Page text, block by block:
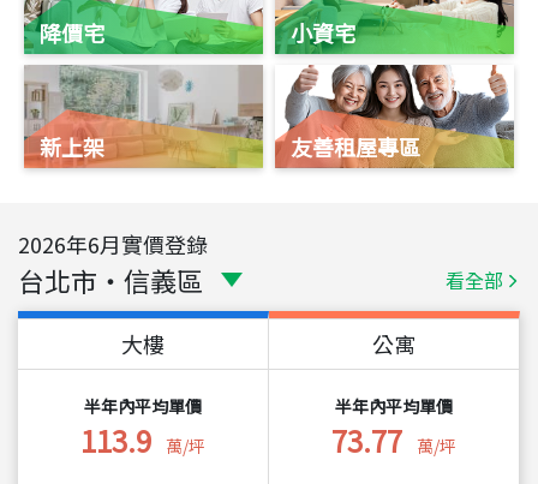
降價宅
新上架
小資宅
友善租屋專區
2026年6月實價登錄
台北市 ・ 信義區 看全部
大樓
半年內平均單價
113.9 萬/坪
公寓
半年內平均單價
73.77 萬/坪